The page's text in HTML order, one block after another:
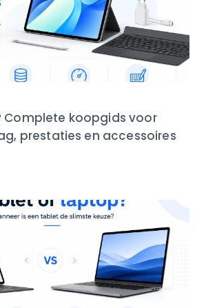
Complete koopgids voor
prestaties en accessoires